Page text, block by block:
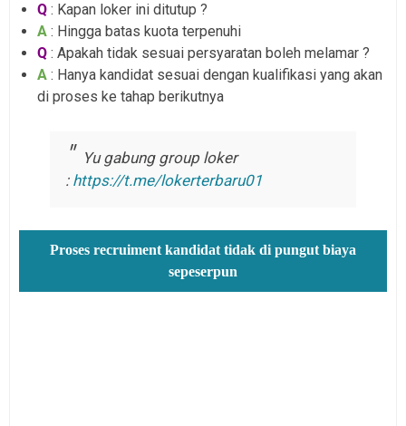
Q : Kapan loker ini ditutup ?
A : Hingga batas kuota terpenuhi
Q : Apakah tidak sesuai persyaratan boleh melamar ?
A : Hanya kandidat sesuai dengan kualifikasi yang akan
di proses ke tahap berikutnya
Yu gabung group loker
: https://t.me/lokerterbaru01
Proses recruiment kandidat tidak di pungut biaya
sepeserpun